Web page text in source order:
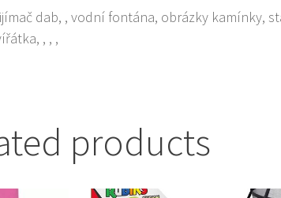
dab, , vodní fontána, obrázky kamínky,
, , ,
products